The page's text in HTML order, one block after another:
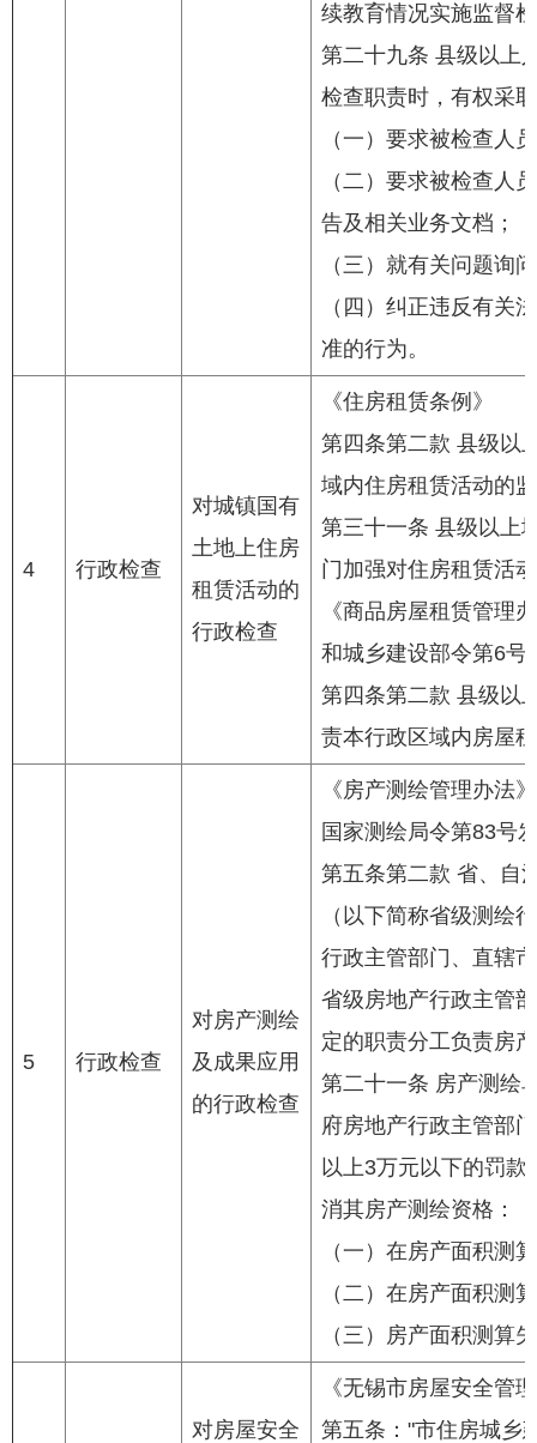
续教育情况实施监督
第二十九条 县级以上
检查职责时，有权采
（一）要求被检查人
（二）要求被检查人
告及相关业务文档；
（三）就有关问题询
（四）纠正违反有关
准的行为。
4 行政检查
对城镇国有
土地上住房
租赁活动的
行政检查
《住房租赁条例》
第四条第二款 县级以
域内住房租赁活动的
第三十一条 县级以上
门加强对住房租赁活
《商品房屋租赁管理
和城乡建设部令第6号
第四条第二款 县级以
责本行政区域内房屋
5 行政检查
对房产测绘
及成果应用
的行政检查
《房产测绘管理办法
国家测绘局令第83号
第五条第二款 省、自
（以下简称省级测绘
行政主管部门、直辖
省级房地产行政主管
定的职责分工负责房
第二十一条 房产测绘
府房地产行政主管部
以上3万元以下的罚
消其房产测绘资格：
（一）在房产面积测
（二）在房产面积测
（三）房产面积测算
对房屋安全
《无锡市房屋安全管
第五条："市住房城乡